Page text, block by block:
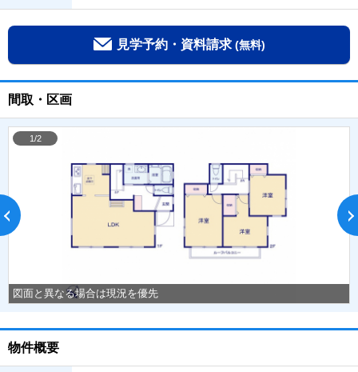
見学予約・資料請求 (無料)
間取・区画
図面と異なる場合は現況を優先
1/2
物件概要